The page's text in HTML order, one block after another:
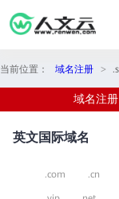
当前位置： 域名注册 >
域名注册
英文国际域名
.com .cn